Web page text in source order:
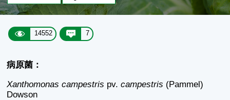
14552 7
病原菌：
Xanthomonas campestris pv.campestris (Pammel)
Dowson